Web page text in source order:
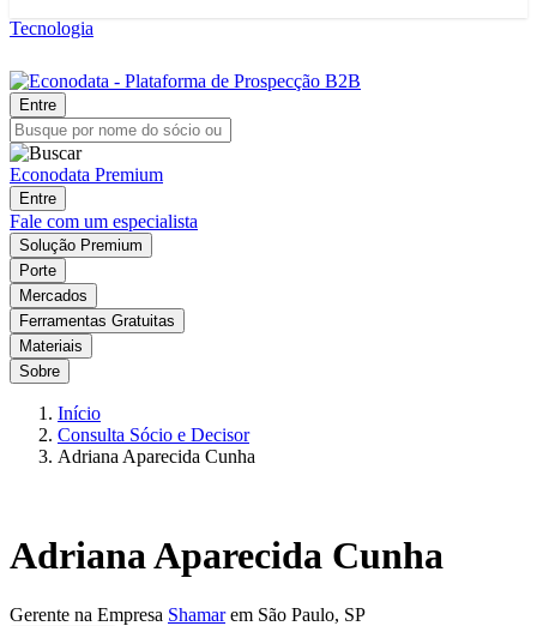
Tecnologia
Entre
Econodata Premium
Entre
Fale com um especialista
Solução Premium
Porte
Mercados
Ferramentas Gratuitas
Materiais
Sobre
Início
Consulta Sócio e Decisor
Adriana Aparecida Cunha
Adriana Aparecida Cunha
Gerente na Empresa Shamarem São Paulo, SP